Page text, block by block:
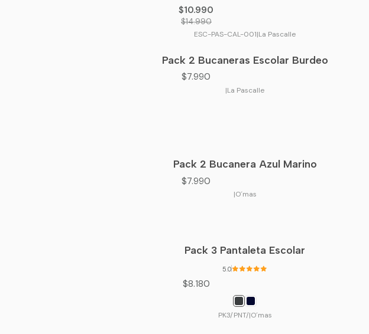
$10.990
$14.990
ESC-PAS-CAL-001|La Pascalle
Pack 2 Bucaneras Escolar Burdeo
$7.990
|La Pascalle
Pack 2 Bucanera Azul Marino
$7.990
|O´mas
Pack 3 Pantaleta Escolar
5.0
$8.180
PK3/PNT/|O´mas